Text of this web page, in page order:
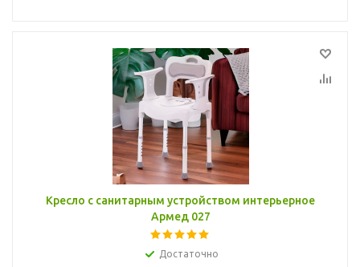
Кресло с санитарным устройством интерьерное
Армед 027
Достаточно